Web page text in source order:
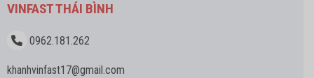
VINFAST THÁI BÌNH
0962.181.262
khanhvinfast17@gmail.com